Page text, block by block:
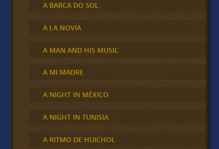
A BARCA DO SOL
A LA NOVIA
A MAN AND HIS MUSIC
A MI MADRE
A NIGHT IN MÉXICO
A NIGHT IN TUNISIA
A RITMO DE HUICHOL